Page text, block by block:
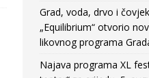
Grad, voda, drvo i
„Equilibrium“ otvorio
likovnog programa
Najava programa XL